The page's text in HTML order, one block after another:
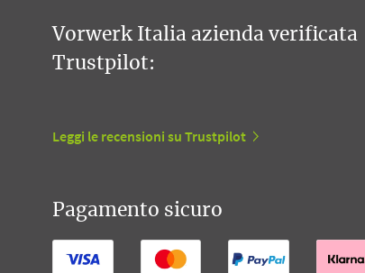
Vorwerk Italia azienda verificata
Trustpilot:
Leggi le recensioni su Trustpilot
Pagamento sicuro